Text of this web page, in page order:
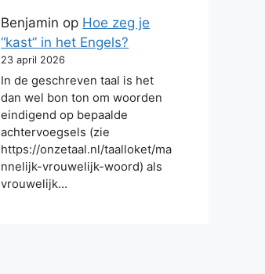
Benjamin op Hoe zeg je
“kast” in het Engels?
23 april 2026
In de geschreven taal is het
dan wel bon ton om woorden
eindigend op bepaalde
achtervoegsels (zie
https://onzetaal.nl/taalloket/ma
nnelijk-vrouwelijk-woord) als
vrouwelijk…